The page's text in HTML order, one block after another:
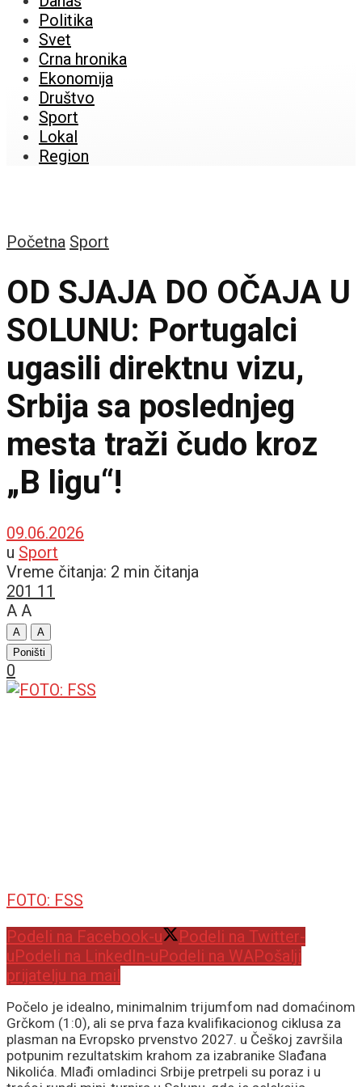
Politika
Svet
Crna hronika
Ekonomija
Društvo
Sport
Lokal
Region
Početna Sport
OD SJAJA DO OČAJA U
SOLUNU: Portugalci
ugasili direktnu vizu,
Srbija sa poslednjeg
mesta traži čudo kroz
„B ligu“!
09.06.2026
u Sport
Vreme čitanja: 2 min čitanja
201 11
A A
A
A
Poništi
0
FOTO: FSS
Podeli na Facebook-u
Podeli na Twitter-
uPodeli na LinkedIn-uPodeli na WAPošalji
prijatelju na mail
Počelo je idealno, minimalnim trijumfom nad domaćinom
Grčkom (1:0), ali se prva faza kvalifikacionog ciklusa za
plasman na Evropsko prvenstvo 2027. u Češkoj završila
potpunim rezultatskim krahom za izabranike Slađana
Nikolića. Mlađi omladinci Srbije pretrpeli su poraz i u